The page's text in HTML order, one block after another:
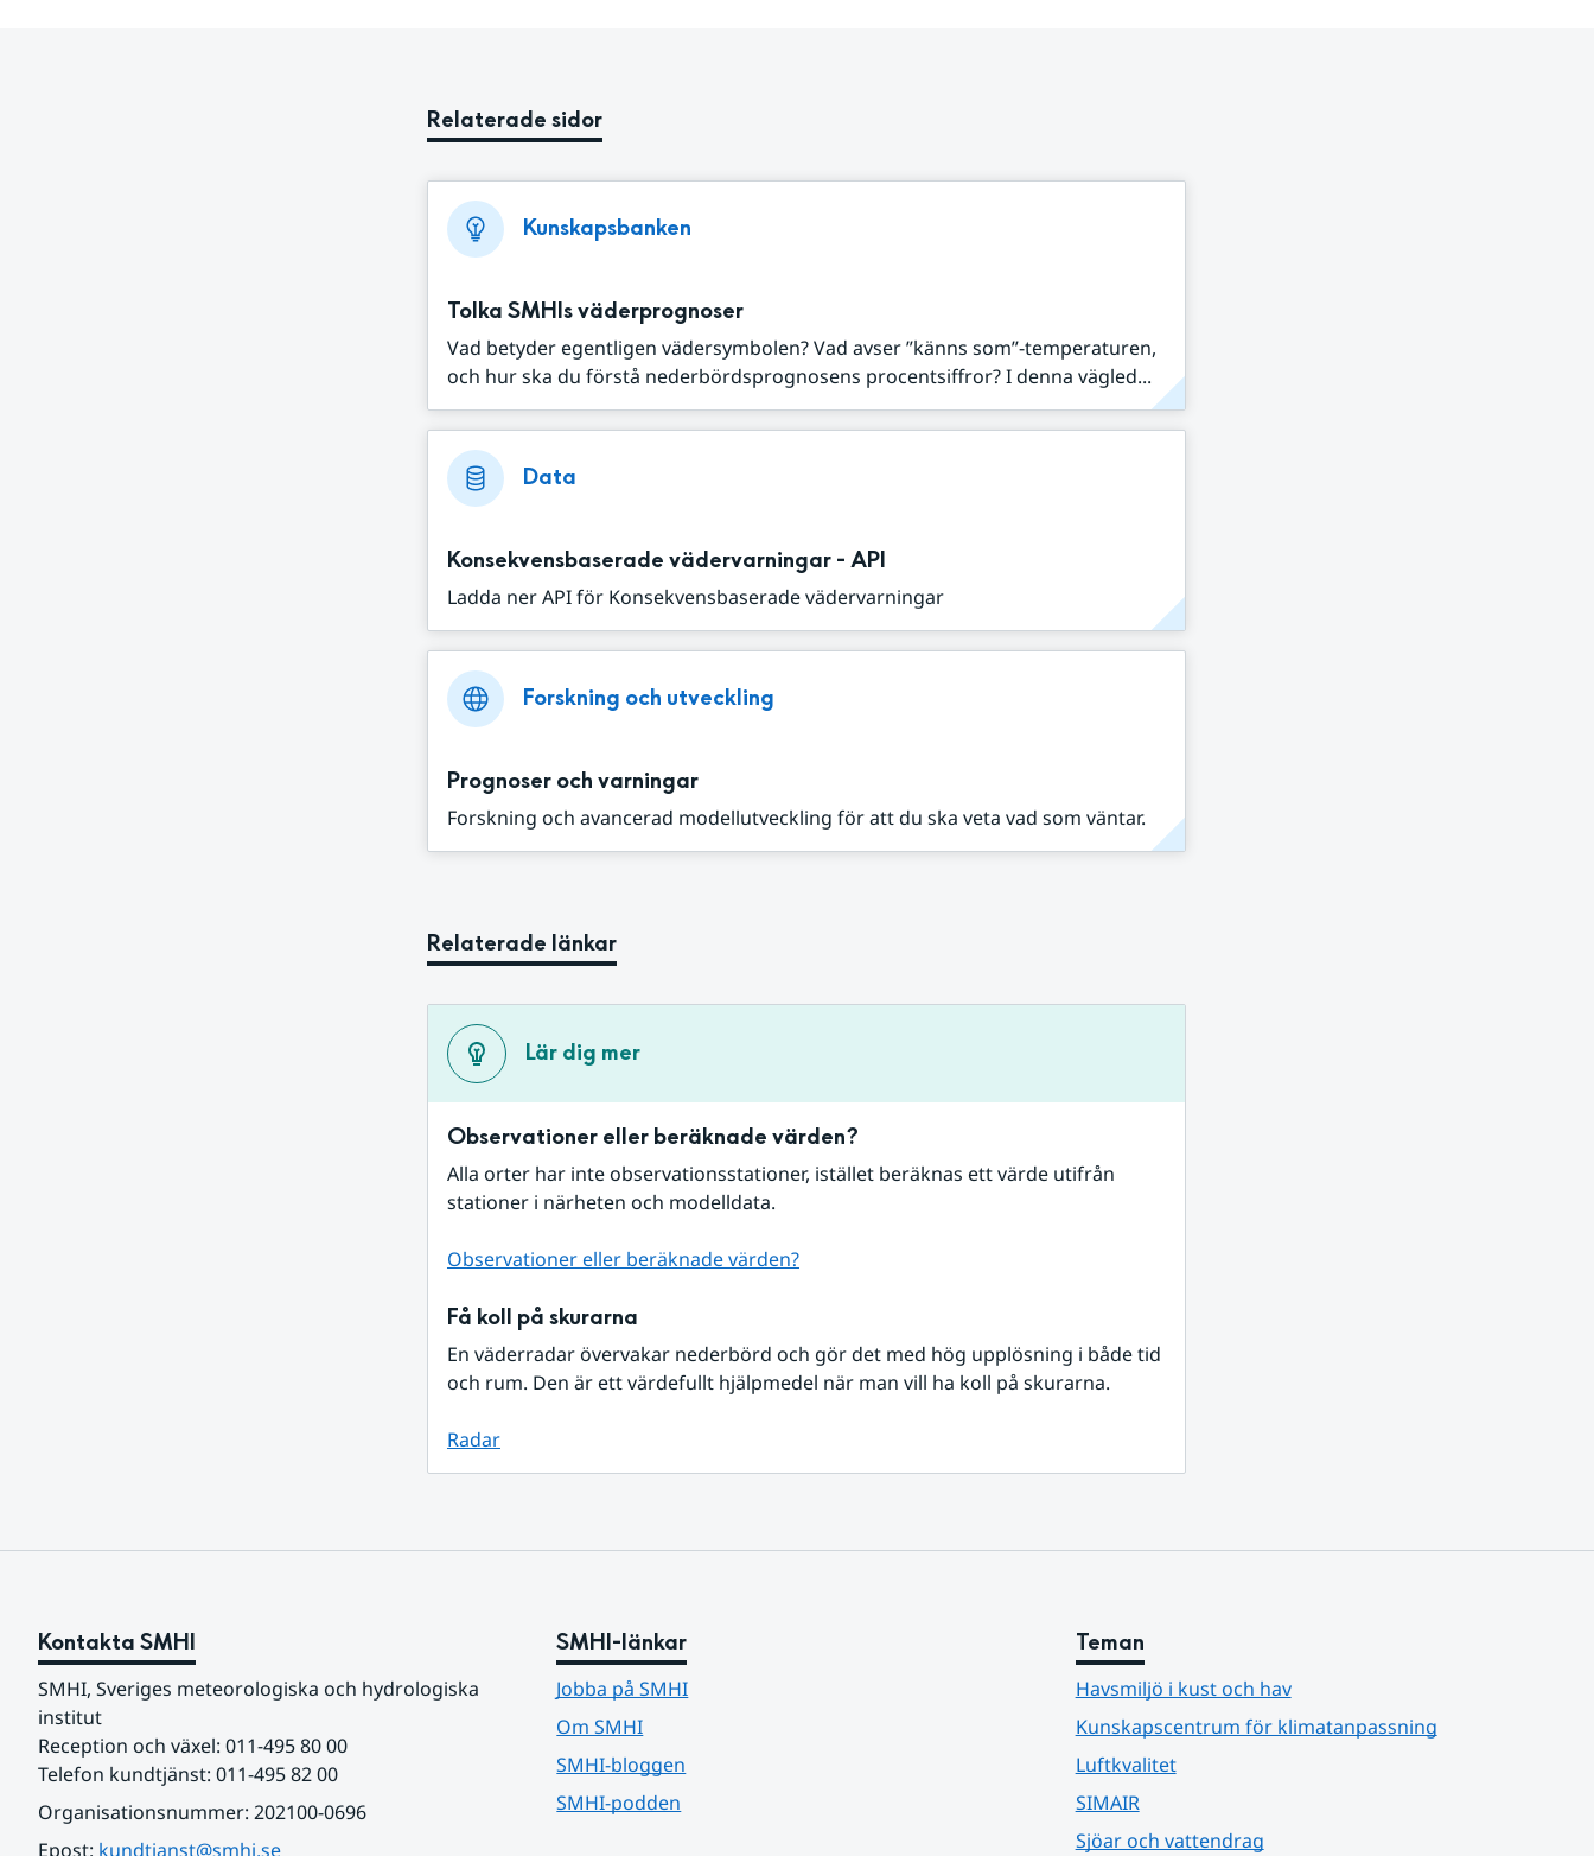
Relaterade sidor
Kunskapsbanken
Tolka SMHIs väderprognoser
Vad betyder egentligen vädersymbolen? Vad avser ”känns som”-temperaturen,
och hur ska du förstå nederbördsprognosens procentsiffror? I denna vägled...
Data
Konsekvensbaserade vädervarningar - API
Ladda ner API för Konsekvensbaserade vädervarningar
Forskning och utveckling
Prognoser och varningar
Forskning och avancerad modellutveckling för att du ska veta vad som väntar.
Relaterade länkar
Lär dig mer
Observationer eller beräknade värden?
Alla orter har inte observationsstationer, istället beräknas ett värde utifrån
stationer i närheten och modelldata.
Observationer eller beräknade värden?
Få koll på skurarna
En väderradar övervakar nederbörd och gör det med hög upplösning i både tid
och rum. Den är ett värdefullt hjälpmedel när man vill ha koll på skurarna.
Radar
Kontakta SMHI
SMHI, Sveriges meteorologiska och hydrologiska
institut
Reception och växel: 011-495 80 00
Telefon kundtjänst: 011-495 82 00
Organisationsnummer: 202100-0696
Epost: kundtjanst@smhi.se
SMHI-länkar
Jobba på SMHI
Om SMHI
SMHI-bloggen
SMHI-podden
Teman
Havsmiljö i kust och hav
Kunskapscentrum för klimatanpassning
Luftkvalitet
SIMAIR
Sjöar och vattendrag